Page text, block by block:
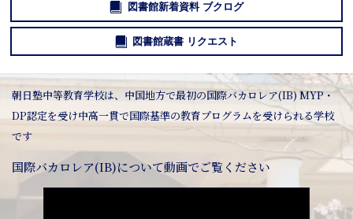
図書館新着資料 ブクログ
図書館蔵書 リクエスト
朝日塾中等教育学校は、中国地方で最初の国際バカロレア(IB) MYP・
DP認定を受け中高一貫で国際基準の教育プログラムを受けられる学校
です
国際バカロレア(IB)について動画でご覧ください